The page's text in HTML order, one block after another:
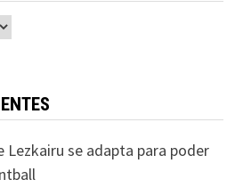
Lezkairu se adapta para poder